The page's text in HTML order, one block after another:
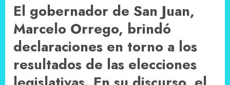
El gobernador de San Juan,
Marcelo Orrego, brindó
declaraciones en torno a los
resultados de las elecciones